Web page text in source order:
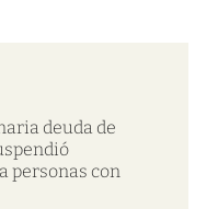
deuda de
personas con